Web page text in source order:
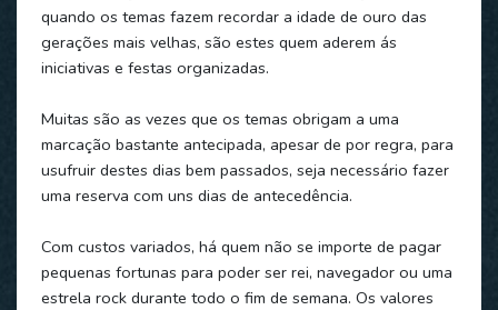
quando os temas fazem recordar a idade de ouro das
gerações mais velhas, são estes quem aderem ás
iniciativas e festas organizadas.
Muitas são as vezes que os temas obrigam a uma
marcação bastante antecipada, apesar de por regra, para
usufruir destes dias bem passados, seja necessário fazer
uma reserva com uns dias de antecedência.
Com custos variados, há quem não se importe de pagar
pequenas fortunas para poder ser rei, navegador ou uma
estrela rock durante todo o fim de semana. Os valores